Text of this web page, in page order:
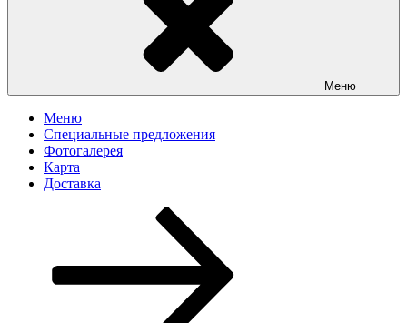
Меню
Меню
Специальные предложения
Фотогалерея
Карта
Доставка